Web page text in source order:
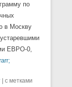
по
в Москву
ЕВРО-0,
с метками